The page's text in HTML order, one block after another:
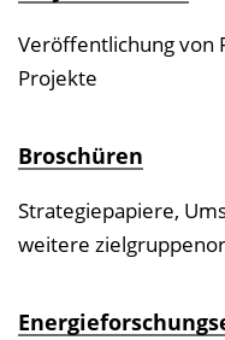
Veröffentlichung von
Projekte
Broschüren
Strategiepapiere,
weitere